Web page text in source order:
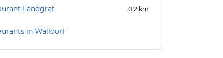
Landgraf 0,2 km
in Walldorf